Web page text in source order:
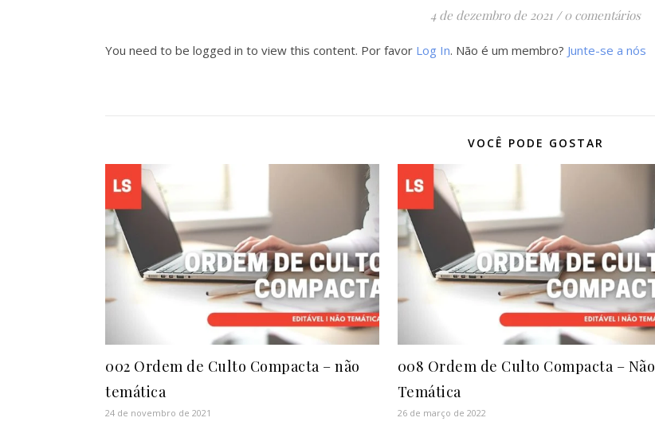
4 de dezembro de 2021 / 0 comentários
You need to be logged in to view this content. Por favor Log In. Não é um membro? Junte-se a nós
VOCÊ PODE GOSTAR
002 Ordem de Culto Compacta – não
temática
24 de novembro de 2021
008 Ordem de Culto Compacta – Não
Temática
26 de março de 2022